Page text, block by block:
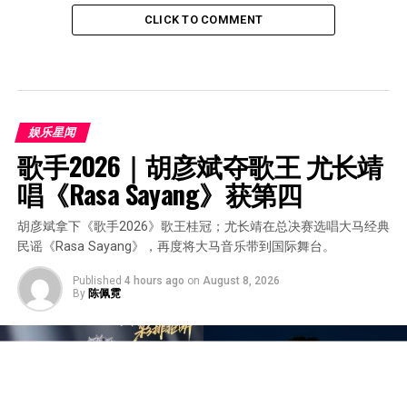
CLICK TO COMMENT
娱乐星闻
歌手2026｜胡彦斌夺歌王 尤长靖
唱《Rasa Sayang》获第四
胡彦斌拿下《歌手2026》歌王桂冠；尤长靖在总决赛选唱大马经典
民谣《Rasa Sayang》，再度将大马音乐带到国际舞台。
Published 4 hours ago on August 8, 2026
By 陈佩霓